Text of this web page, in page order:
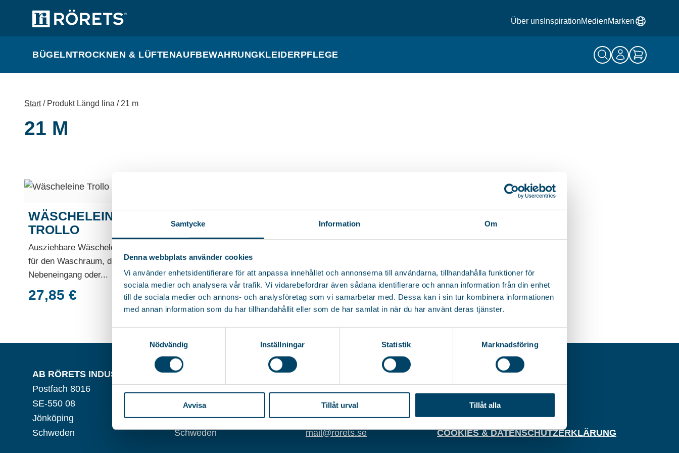
Samtycke Information Om
Denna webbplats använder cookies
Vi använder enhetsidentifierare för att anpassa innehållet och annonserna till användarna, tillhandahålla funktioner för
sociala medier och analysera vår trafik. Vi vidarebefordrar även sådana identifierare och annan information från din enhet
till de sociala medier och annons- och analysföretag som vi samarbetar med. Dessa kan i sin tur kombinera informationen
med annan information som du har tillhandahållit eller som de har samlat in när du har använt deras tjänster.
Nödvändig
Inställningar Statistik Marknadsföring
Avvisa Tillåt urval Tillåt alla
Über uns InspirationMedienMarken
BÜGELNTROCKNEN & LÜFTENAUFBEWAHRUNGKLEIDERPFLEGE
Start/ Produkt Längd lina / 21 m
21 M
WÄSCHELEINE
TROLLO
Ausziehbare Wäscheleine, perfekt
für den Waschraum, den
Nebeneingang oder...
27,85 €
AB RÖRETS INDUSTRIER
Postfach 8016
SE-550 08
Jönköping
Schweden
BESUCHSADRESSE
SE-553 02
Jönköping
Schweden
E-MAIL
mail@rorets.se
KAUFBEDINGUNGEN
COOKIES & DATENSCHUTZERKLÄRUNG